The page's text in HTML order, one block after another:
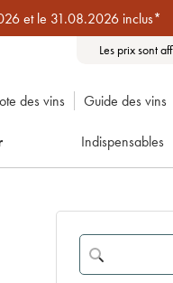
et le 31.08.2026 inclus*
Les prix sont
des vins Guide des vins
Indispensables